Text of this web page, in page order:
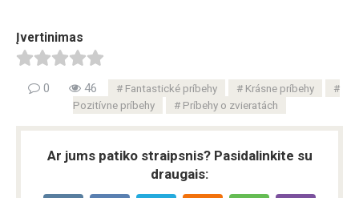
Įvertinimas
0 46 Fantastické príbehy
Krásne príbehy
Pozitívne príbehy
Príbehy o zvieratách
Ar jums patiko straipsnis? Pasidalinkite su
draugais: